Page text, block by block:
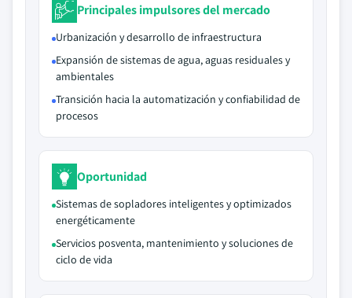
Principales impulsores del mercado
Urbanización y desarrollo de infraestructura
Expansión de sistemas de agua, aguas residuales y
ambientales
Transición hacia la automatización y confiabilidad de
procesos
Oportunidad
Sistemas de sopladores inteligentes y optimizados
energéticamente
Servicios posventa, mantenimiento y soluciones de
ciclo de vida